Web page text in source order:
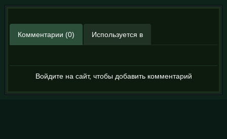
Комментарии (0) Используется в
Войдите на сайт, чтобы добавить комментарий